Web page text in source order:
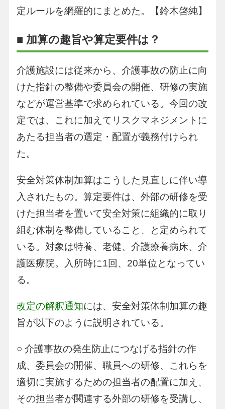
定ルールを網羅的にまとめた。【鈴木啓純】
■ 加算の趣旨や算定要件は？
介護施設には従来から、介護事故の防止に向
けた指針の整備や委員会の開催、研修の実施
などが運営基準で求められている。今回の改
定では、これに加えてリスクマネジメントに
あたる担当者の選定・配置が義務付けられ
た。
安全対策体制加算はこうした見直しに伴い導
入されたもの。算定要件は、外部の研修を受
けた担当者を置いて安全対策に組織的に取り
組む体制を整備していること、と定められて
いる。対象は特養、老健、介護療養病床、介
護医療院。入所時に1回、20単位となってい
る。
改定の解釈通知には、安全対策体制加算の趣
旨が以下のように説明されている。
○ 介護事故の発生防止につなげる指針の作
成、委員会の開催、職員への研修、これらを
適切に実施するための担当者の配置に加え、
その担当者が関連する外部の研修を受講し、